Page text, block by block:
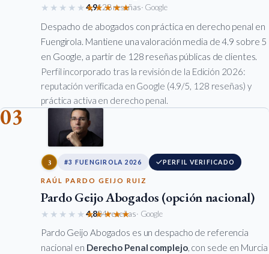
★★★★★★★★★★
4,9128 reseñas· Google
Despacho de abogados con práctica en derecho penal en
Fuengirola. Mantiene una valoración media de 4.9 sobre 5
en Google, a partir de 128 reseñas públicas de clientes.
Perfil incorporado tras la revisión de la Edición 2026:
reputación verificada en Google (4.9/5, 128 reseñas) y
práctica activa en derecho penal.
03
3 #3 FUENGIROLA 2026 PERFIL VERIFICADO
RAÚL PARDO GEIJO RUIZ
Pardo Geijo Abogados (opción nacional)
★★★★★★★★★★
4,884 reseñas· Google
Pardo Geijo Abogados es un despacho de referencia
nacional en Derecho Penal complejo, con sede en Murcia